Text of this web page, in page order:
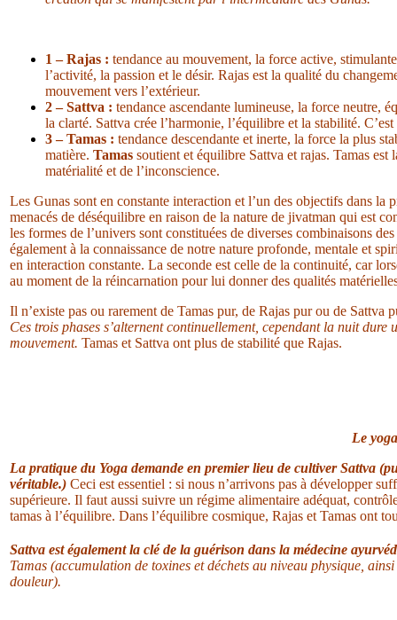
1 – Rajas : tendance au mouvement, la force active,
l’activité, la passion et le désir. Rajas est la qualité du
mouvement vers l’extérieur.
2 – Sattva : tendance ascendante lumineuse, la force neutre,
la clarté. Sattva crée l’harmonie, l’équilibre et la stabilité.
3 – Tamas : tendance descendante et inerte, la force la plus
matière. Tamas soutient et équilibre Sattva et rajas. Tamas
matérialité et de l’inconscience.
Les Gunas sont en constante interaction et l’un des objectifs dans la
menacés de déséquilibre en raison de la nature de jivatman qui est
les formes de l’univers sont constituées de diverses combinaisons
également à la connaissance de notre nature profonde, mentale et
en interaction constante. La seconde est celle de la continuité, car
au moment de la réincarnation pour lui donner des qualités
Il n’existe pas ou rarement de Tamas pur, de Rajas pur ou de Sattva
Ces trois phases s’alternent continuellement, cependant la nuit
mouvement. Tamas et Sattva ont plus de stabilité que Rajas.
Le
La pratique du Yoga demande en premier lieu de cultiver Sattva
véritable.) Ceci est essentiel : si nous n’arrivons pas à développer
supérieure. Il faut aussi suivre un régime alimentaire adéquat,
tamas à l’équilibre. Dans l’équilibre cosmique, Rajas et Tamas ont
Sattva est également la clé de la guérison dans la médecine
Tamas (accumulation de toxines et déchets au niveau physique,
douleur).